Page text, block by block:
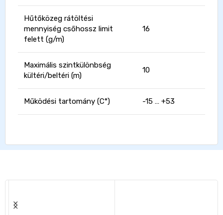
Hűtőközeg rátöltési
mennyiség csőhossz limit
felett (g/m)
16
Maximális szintkülönbség
kültéri/beltéri (m)
10
Működési tartomány (C°) -15 … +53